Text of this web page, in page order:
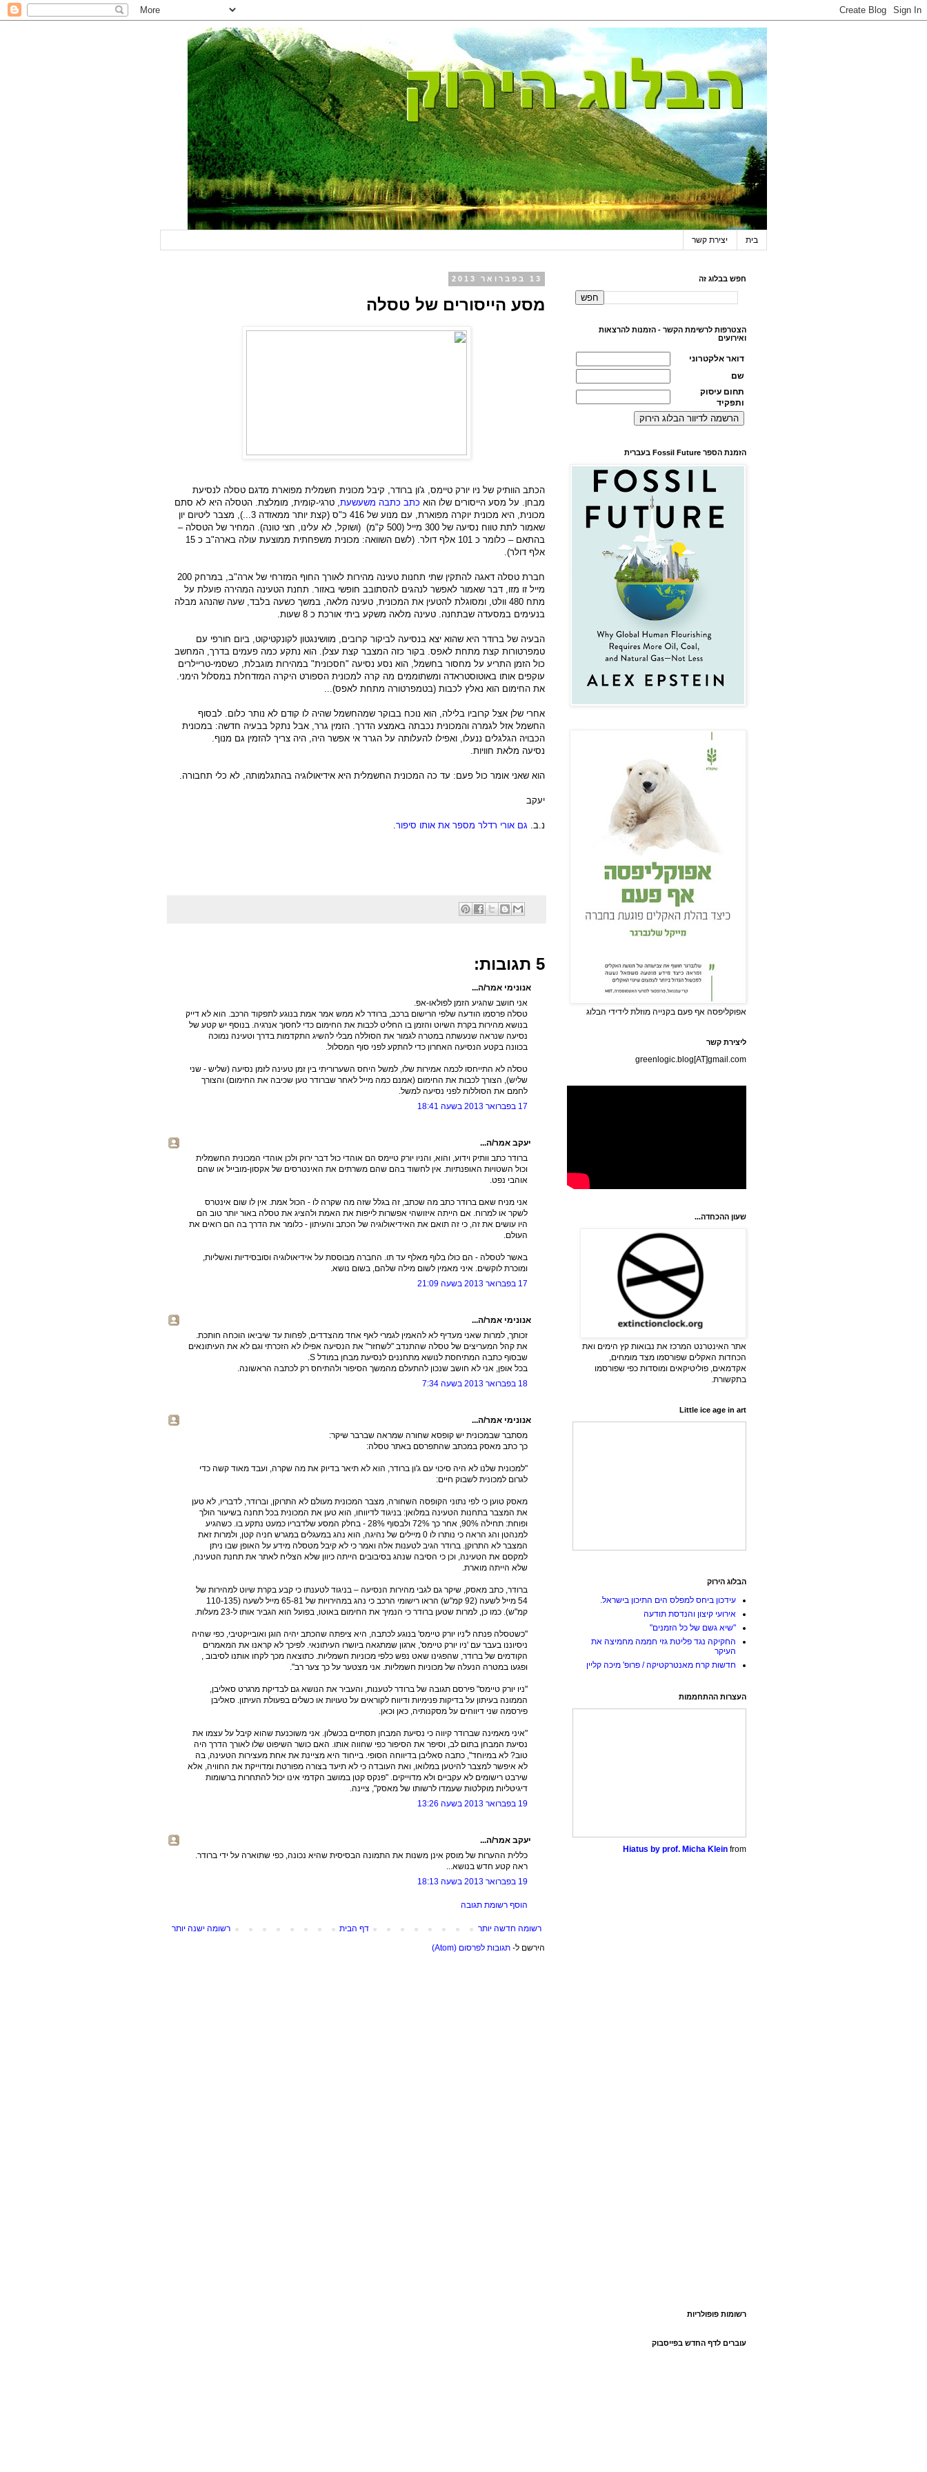
בית יצירת קשר
13 בפברואר 2013
מסע הייסורים של טסלה
הכתב הוותיק של ניו יורק טיימס, ג'ון ברודר, קיבל מכונית חשמלית מפוארת מדגם טסלה לנסיעת
מבחן. על מסע הייסורים שלו הוא כתב כתבה משעשעת , טרגי-קומית, מומלצת. הטסלה היא לא סתם
מכונית, היא מכונית יוקרה מפוארת, עם מנוע של 416 כ"ס (קצת יותר ממאזדה 3...), מצבר ליטיום יון
שאמור לתת טווח נסיעה של 300 מייל (500 ק"מ) (ושוקל, לא עלינו, חצי טונה). המחיר של הטסלה –
בהתאם – כלומר כ 101 אלף דולר. (לשם השוואה: מכונית משפחתית ממוצעת עולה בארה"ב כ 15
אלף דולר).
חברת טסלה דאגה להתקין שתי תחנות טעינה מהירות לאורך החוף המזרחי של ארה"ב, במרחק 200
מייל זו מזו, דבר שאמור לאפשר לנהגים להסתובב חופשי באזור. תחנת הטעינה המהירה פועלת על
מתח 480 וולט, ומסוגלת להטעין את המכונית, טעינה מלאה, במשך כשעה בלבד, שעה שהנהג מבלה
בנעימים במסעדה שבתחנה. טעינה מלאה משקע ביתי אורכת כ 8 שעות.
הבעיה של ברודר היא שהוא יצא בנסיעה לביקור קרובים, מוושינגטון לקונקטיקוט, ביום חורפי עם
טמפרטורות קצת מתחת לאפס. בקור כזה המצבר קצת עצלן. הוא נתקע כמה פעמים בדרך, המחשב
כול הזמן התריע על מחסור בחשמל, הוא נסע נסיעה "חסכונית" במהירות מוגבלת, כשסמי-טריילרים
עוקפים אותו באוטוסטראדה ומשתוממים מה קרה למכונית הספורט היקרה המזדחלת במסלול הימני.
את החימום הוא נאלץ לכבות (בטמפרטורה מתחת לאפס)...
אחרי שלן אצל קרוביו בלילה, הוא נוכח בבוקר שמהחשמל שהיה לו קודם לא נותר כלום. לבסוף
החשמל אזל לגמרה והמכונית נכבתה באמצע הדרך. הזמין גרר, אבל נתקל בבעיה חדשה: במכונית
הכבויה הגלגלים ננעלו, ואפילו להעלותה על הגרר אי אפשר היה, היה צריך להזמין גם מנוף.
נסיעה מלאת חוויות.
הוא שאני אומר כול פעם: עד כה המכונית החשמלית היא אידיאולוגיה בהתגלמותה, לא כלי תחבורה.
יעקב
נ.ב. גם אורי רדלר מספר את אותו סיפור
5 תגובות:
אנונימי אמר/ה...
אני חושב שהגיע הזמן לפולאו-אפ.
טסלה פרסמו הודעה שלפי הרישום ברכב, ברודר לא ממש אמר אמת בנוגע לתפקוד הרכב. הוא לא דייק
בנושא מהירות בקרת השיוט והזמן בו החליט לכבות את החימום כדי לחסוך אנרגיה. בנוסף יש קטע של
נסיעה שנראה שנעשתה במטרה לגמור את הסוללה מבלי להשיג התקדמות בדרך וטעינה נמוכה
בכוונה בקטע הנסיעה האחרון כדי להתקע לפני סוף המסלול.
טסלה לא התייחסו לכמה אמירות שלו, למשל היחס השערוריתי בין זמן טעינה לזמן נסיעה (שליש - שני
שליש), הצורך לכבות את החימום (אמנם כמה מייל לאחר שברודר טען שכיבה את החימום) והצורך
לחמם את הסוללות לפני נסיעה למשל.
17 בפברואר 2013 בשעה 18:41
יעקב אמר/ה...
ברודר כתב וותיק וידוע, והוא, והניו יורק טיימס הם אוהדי כול דבר ירוק ולכן אוהדי המכונית החשמלית
וכול השטויות האופנתיות. אין לחשוד בהם שהם משרתים את האינטרסים של אקסון-מובייל או שהם
אוהבי נפט.
אני מניח שאם ברודר כתב מה שכתב, זה בגלל שזה מה שקרה לו - הכול אמת. אין לו שום אינטרס
לשקר או למרוח. אם הייתה איזושהי אפשרות לייפות את האמת ולהציג את טסלה באור יותר טוב הם
היו עושים את זה, כי זה תואם את האידיאולוגיה של הכתב והעיתון - כלומר את הדרך בה הם רואים את
העולם.
באשר לטסלה - הם כולו בלוף מאלף עד תו. החברה מבוססת על אידיאולוגיה וסובסידיות ואשליות,
ומוכרת לוקשים. איני מאמין לשום מילה שלהם, בשום נושא.
17 בפברואר 2013 בשעה 21:09
אנונימי אמר/ה...
זכותך, למרות שאני מעדיף לא להאמין לגמרי לאף אחד מהצדדים, לפחות עד שיביאו הוכחה חותכת.
את קהל המעריצים של טסלה שהתנדב "לשחזר" את הנסיעה אפילו לא הזכרתי וגם לא את העיתונאים
שבסוף כתבה המתיחסת לנושא מתחננים לנסיעת מבחן במודל S.
בכל אופן, אני לא חושב שנכון להתעלם מהמשך הסיפור ולהתיחס רק לכתבה הראשונה.
18 בפברואר 2013 בשעה 7:34
אנונימי אמר/ה...
מסתבר שבמכונית יש קופסא שחורה שמראה שברבר שיקר:
כך כתב מאסק במכתב שהתפרסם באתר טסלה:
"למכונית שלנו לא היה סיכוי עם ג'ון ברודר, הוא לא תיאר בדיוק את מה שקרה, ועבד מאוד קשה כדי
לגרום למכונית לשבוק חיים:
מאסק טוען כי לפי נתוני הקופסה השחורה, מצבר המכונית מעולם לא התרוקן, וברודר, לדבריו, לא טען
את המצבר בתחנות הטעינה במלואן: בניגוד לדיווחו, הוא טען את המכונית בכל תחנה בשיעור הולך
ופוחת: תחילה 90%, אחר כך 72% ולבסוף 28% - בחלק המסע שלדבריו כמעט נתקע בו. כשהגיע
למנהטן והג הראה כי נותרו לו 0 מיילים של נהיגה, הוא נהג במעגלים במגרש חניה קטן, ולמרות זאת
המצבר לא התרוקן. ברודר הגיב לטענות אלה ואמר כי לא קיבל מטסלה מידע על האופן שבו ניתן
למקסם את הטעינה, וכן כי הסיבה שנהג בסיבובים הייתה כיוון שלא הצליח לאתר את תחנת הטעינה,
שלא הייתה מוארת.
ברודר, כתב מאסק, שיקר גם לגבי מהירות הנסיעה – בניגוד לטענתו כי קבע בקרת שיוט למהירות של
54 מייל לשעה (92 קמ"ש) הראו רישומי הרכב כי נהג במהירויות של 65-81 מייל לשעה (110-135
קמ"ש). כמו כן, למרות שטען ברודר כי הנמיך את החימום באוטו, בפועל הוא הגביר אותו ל-23 מעלות.
"כשטסלה פנתה ל'ניו יורק טיימס' בנוגע לכתבה, היא ציפתה שהכתב יהיה הוגן ואובייקטיבי, כפי שהיה
ניסיוננו בעבר עם 'ניו יורק טיימס', ארגון שמתגאה ביושרו העיתונאי. לפיכך לא קראנו את המאמרים
הקודמים של ברודר, שהפגינו שאט נפש כלפי מכוניות חשמליות. כתוצאה מכך לקחו אותנו לסיבוב ,
ופגעו במטרה הנעלה של מכוניות חשמליות. אני מצטער על כך צער רב".
"ניו יורק טיימס" פירסם תגובה של ברודר לטענות, והעביר את הנושא גם לבדיקת מרגרט סאליבן,
הממונה בעיתון על בדיקות פנימיות ודיווח לקוראים על טעויות או כשלים בפעולת העיתון. סאליבן
פירסמה שני דיווחים על מסקנותיה, כאן וכאן.
"איני מאמינה שברודר קיווה כי נסיעת המבחן תסתיים בכשלון. אני משוכנעת שהוא קיבל על עצמו את
נסיעת המבחן בתום לב, וסיפר את הסיפור כפי שחווה אותו. האם כושר השיפוט שלו לאורך הדרך היה
טוב? לא במיוחד", כתבה סאליבן בדיווחה הסופי. בייחוד היא מציינת את אחת מעצירות הטעינה, בה
לא איפשר למצבר להיטען במלואו, ואת העובדה כי לא תיעד בצורה מפורטת ומדוייקת את החוויה, אלא
שירבט רישומים לא עקביים ולא מדוייקים. "פנקס קטן במושב הקדמי אינו יכול להתחרות ברשומות
דיגיטליות מוקלטות שעמדו לרשותו של מאסק", ציינה.
19 בפברואר 2013 בשעה 13:26
יעקב אמר/ה...
כללית ההערות של מוסק אינן משנות את התמונה הבסיסית שהיא נכונה, כפי שתוארה על ידי ברודר.
ראה קטע חדש בנושא...
19 בפברואר 2013 בשעה 18:13
הוסף רשומת תגובה
רשומה חדשה יותר רשומה ישנה יותר
דף הבית
הירשם ל- תגובות לפרסום (Atom)
חפש בבלוג זה
הצטרפות לרשימת הקשר - הזמנות להרצאות
ואירועים
דואר אלקטרוני
שם
תחום עיסוק
ותפקיד
הזמנת הספר Fossil Future בעברית
אפוקליפסה אף פעם בקנייה מוזלת לידידי הבלוג
ליצירת קשר
greenlogic.blog[AT]gmail.com
שעון ההכחדה...
אתר האינטרנט המרכז את נבואות קץ הימים ואת
הכחדות האקלים שפורסמו מצד מומחים,
אקדמאים, פוליטיקאים ומוסדות כפי שפורסמו
בתקשורת.
Little ice age in art
הבלוג הירוק
עידכון ביחס למפלס הים התיכון בישראל.
אירועי קיצון והנדסת תודעה
"שיא גשם של כל הזמנים"
החקיקה נגד פליטת גזי חממה מחמיצה את
העיקר
חדשות קרח מאנטרקטיקה / פרופ' מיכה קליין
העצרות ההתחממות
Hiatus by prof. Micha Klein from
רשומות פופולריות
עוברים לדף החדש בפייסבוק